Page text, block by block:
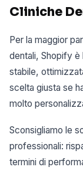
Cliniche
Per la maggior
dentali, Shopify
stabile,
scelta giusta se
molto
Sconsigliamo le
professionali:
termini di